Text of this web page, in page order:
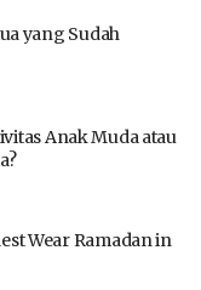
yang Sudah
Anak Muda atau
Wear Ramadan in